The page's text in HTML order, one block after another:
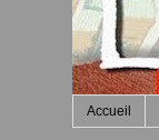
Accueil